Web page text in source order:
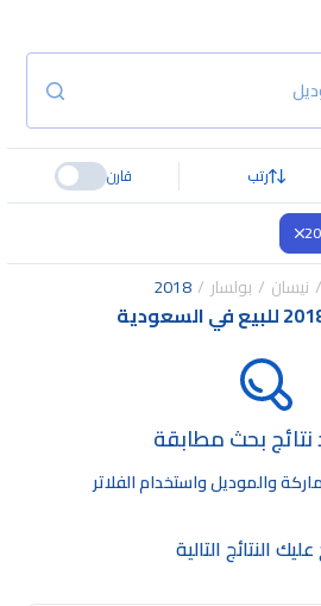
رتب قارن
نيسان بولسار 2018
نتائج بحث مطابقة
والموديل واستخدام الفلاتر
النتائج التالية